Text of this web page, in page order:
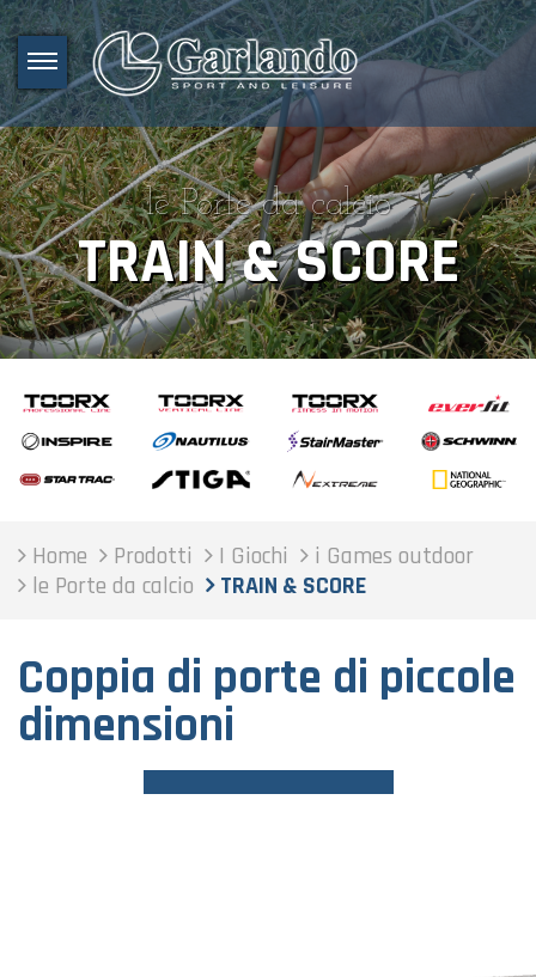
le Porte da calcio
TRAIN & SCORE
Home Prodotti I Giochi
i Games outdoor
le Porte da calcio
TRAIN & SCORE
Coppia di porte di piccole
dimensioni